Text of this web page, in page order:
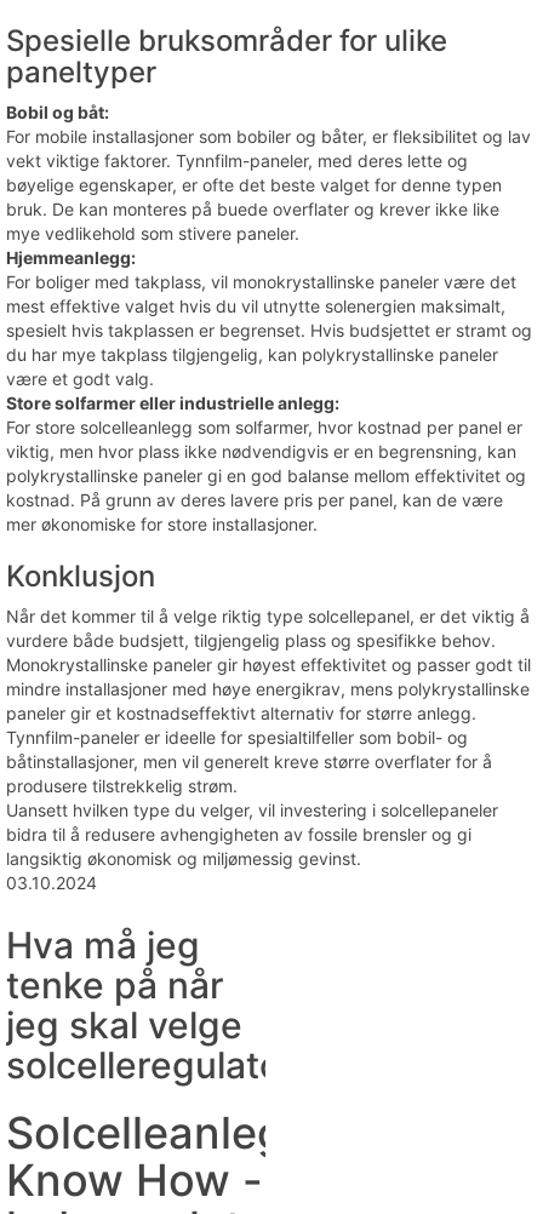
Spesielle bruksområder for ulike
paneltyper
Bobil og båt:
For mobile installasjoner som bobiler og båter, er fleksibilitet og lav
vekt viktige faktorer. Tynnfilm-paneler, med deres lette og
bøyelige egenskaper, er ofte det beste valget for denne typen
bruk. De kan monteres på buede overflater og krever ikke like
mye vedlikehold som stivere paneler.
Hjemmeanlegg:
For boliger med takplass, vil monokrystallinske paneler være det
mest effektive valget hvis du vil utnytte solenergien maksimalt,
spesielt hvis takplassen er begrenset. Hvis budsjettet er stramt og
du har mye takplass tilgjengelig, kan polykrystallinske paneler
være et godt valg.
Store solfarmer eller industrielle anlegg:
For store solcelleanlegg som solfarmer, hvor kostnad per panel er
viktig, men hvor plass ikke nødvendigvis er en begrensning, kan
polykrystallinske paneler gi en god balanse mellom effektivitet og
kostnad. På grunn av deres lavere pris per panel, kan de være
mer økonomiske for store installasjoner.
Konklusjon
Når det kommer til å velge riktig type solcellepanel, er det viktig å
vurdere både budsjett, tilgjengelig plass og spesifikke behov.
Monokrystallinske paneler gir høyest effektivitet og passer godt til
mindre installasjoner med høye energikrav, mens polykrystallinske
paneler gir et kostnadseffektivt alternativ for større anlegg.
Tynnfilm-paneler er ideelle for spesialtilfeller som bobil- og
båtinstallasjoner, men vil generelt kreve større overflater for å
produsere tilstrekkelig strøm.
Uansett hvilken type du velger, vil investering i solcellepaneler
bidra til å redusere avhengigheten av fossile brensler og gi
langsiktig økonomisk og miljømessig gevinst.
03.10.2024
Hva må jeg
tenke på når
jeg skal velge
solcelleregulator?
Solcelleanlegg:
Know How -